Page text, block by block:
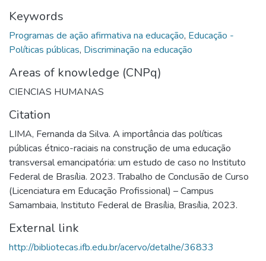
Keywords
Programas de ação afirmativa na educação, Educação -
Políticas públicas, Discriminação na educação
Areas of knowledge (CNPq)
CIENCIAS HUMANAS
Citation
LIMA, Fernanda da Silva. A importância das políticas
públicas étnico-raciais na construção de uma educação
transversal emancipatória: um estudo de caso no Instituto
Federal de Brasília. 2023. Trabalho de Conclusão de Curso
(Licenciatura em Educação Profissional) – Campus
Samambaia, Instituto Federal de Brasília, Brasília, 2023.
External link
http://bibliotecas.ifb.edu.br/acervo/detalhe/36833